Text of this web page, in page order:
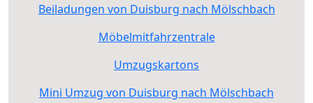
Beiladungen von Duisburg nach Mölschbach
Möbelmitfahrzentrale
Umzugskartons
Mini Umzug von Duisburg nach Mölschbach